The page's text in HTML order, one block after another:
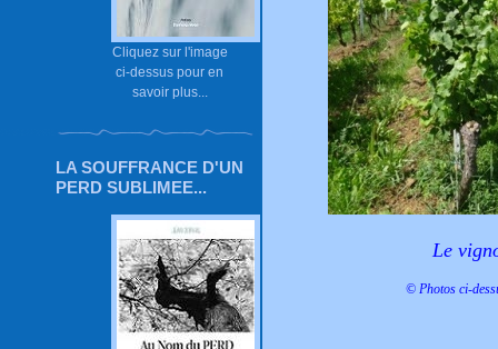
Cliquez sur l'image
ci-dessus pour en
savoir plus...
LA SOUFFRANCE D'UN
PERD SUBLIMEE...
Le
© Photos ci-